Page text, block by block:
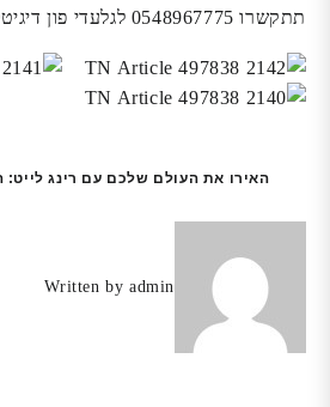
תתקשרו 0548967775 לגלעדי פון דיגיטל
האירו את העולם שלכם עם רינג
Written by admin